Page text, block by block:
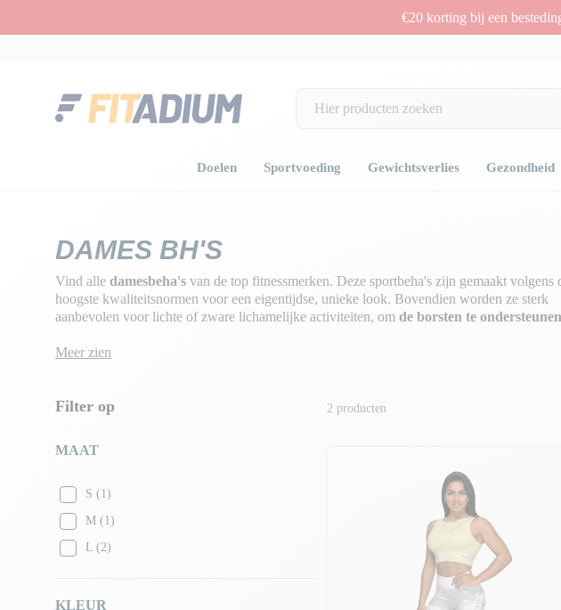
€20 korting bij een
Doelen Sportvoeding Gewichtsverlies Gezondheid
DAMES BH'S
Vind alle damesbeha's van de top fitnessmerken. Deze sportbeha's zijn gemaakt volgens
hoogste kwaliteitsnormen voor een eigentijdse, unieke look. Bovendien worden ze sterk
aanbevolen voor lichte of zware lichamelijke activiteiten, om de borsten te
Meer zien
Filter op
MAAT
S (1)
M (1)
L (2)
KLEUR
2 producten